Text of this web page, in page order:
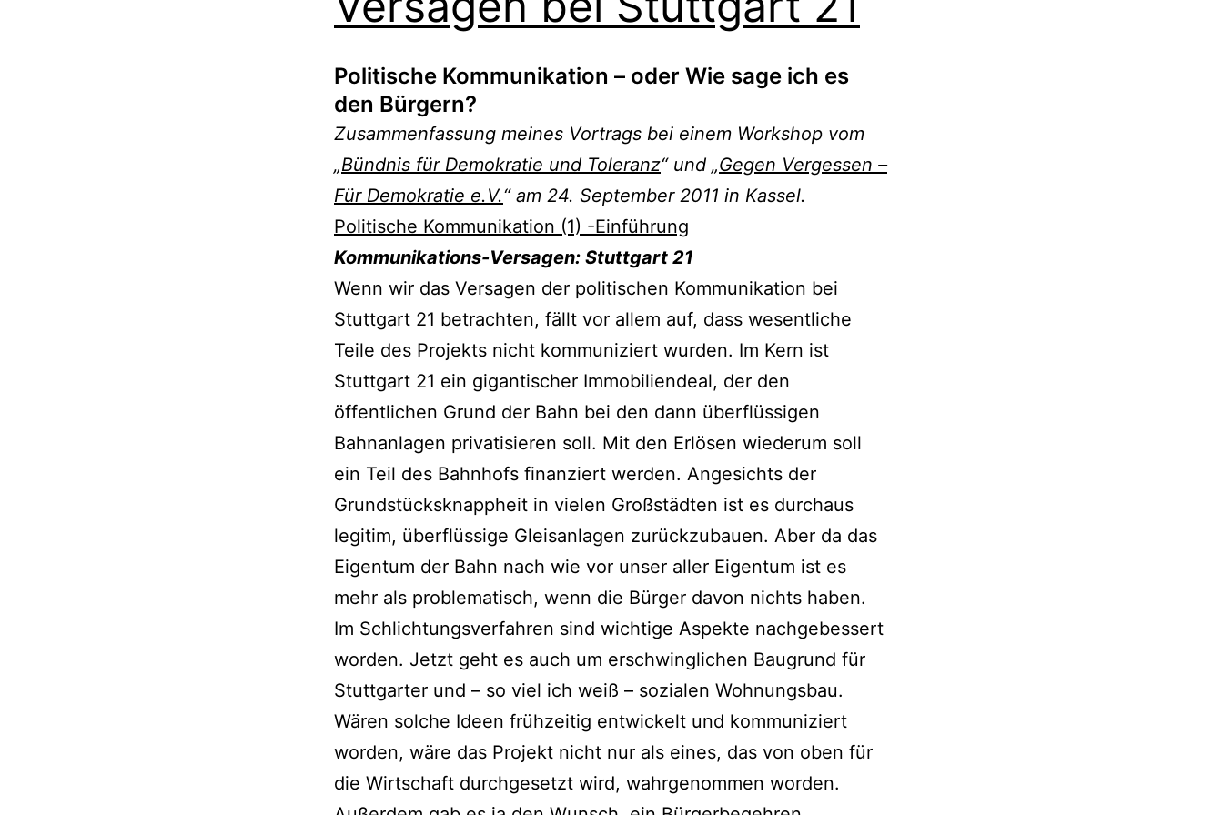
Politische Kommunikation – oder Wie sage ich es
den Bürgern?
Zusammenfassung meines Vortrags bei einem Workshop vom
„Bündnis für Demokratie und Toleranz“ und „Gegen Vergessen –
Für Demokratie e.V.“ am 24. September 2011 in Kassel.
Politische Kommunikation (1) -Einführung
Kommunikations-Versagen: Stuttgart 21
Wenn wir das Versagen der politischen Kommunikation bei
Stuttgart 21 betrachten, fällt vor allem auf, dass wesentliche
Teile des Projekts nicht kommuniziert wurden. Im Kern ist
Stuttgart 21 ein gigantischer Immobiliendeal, der den
öffentlichen Grund der Bahn bei den dann überflüssigen
Bahnanlagen privatisieren soll. Mit den Erlösen wiederum soll
ein Teil des Bahnhofs finanziert werden. Angesichts der
Grundstücksknappheit in vielen Großstädten ist es durchaus
legitim, überflüssige Gleisanlagen zurückzubauen. Aber da das
Eigentum der Bahn nach wie vor unser aller Eigentum ist es
mehr als problematisch, wenn die Bürger davon nichts haben.
Im Schlichtungsverfahren sind wichtige Aspekte nachgebessert
worden. Jetzt geht es auch um erschwinglichen Baugrund für
Stuttgarter und – so viel ich weiß – sozialen Wohnungsbau.
Wären solche Ideen frühzeitig entwickelt und kommuniziert
worden, wäre das Projekt nicht nur als eines, das von oben für
die Wirtschaft durchgesetzt wird, wahrgenommen worden.